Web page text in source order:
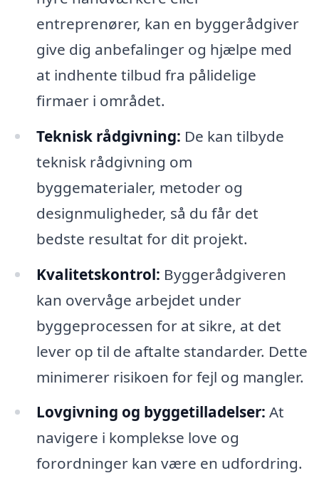
entreprenører, kan en byggerådgiver
give dig anbefalinger og hjælpe med
at indhente tilbud fra pålidelige
firmaer i området.
Teknisk rådgivning: De kan tilbyde
teknisk rådgivning om
byggematerialer, metoder og
designmuligheder, så du får det
bedste resultat for dit projekt.
Kvalitetskontrol: Byggerådgiveren
kan overvåge arbejdet under
byggeprocessen for at sikre, at det
lever op til de aftalte standarder. Dette
minimerer risikoen for fejl og mangler.
Lovgivning og byggetilladelser: At
navigere i komplekse love og
forordninger kan være en udfordring.